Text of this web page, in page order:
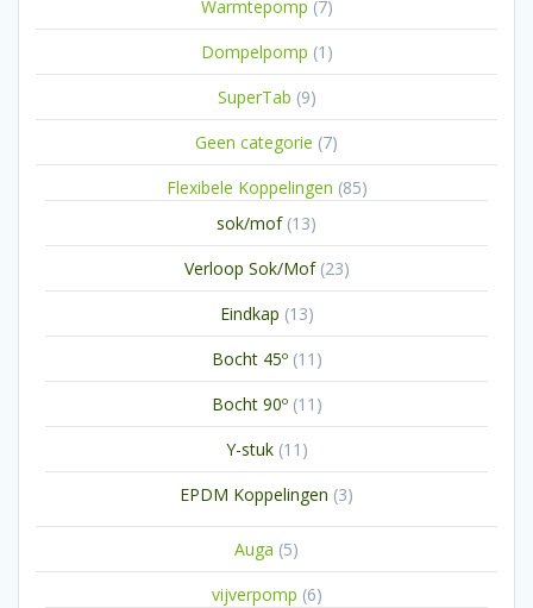
Warmtepomp 77
producten
Dompelpomp 1 1
product
SuperTab 99
producten
Geen categorie 77
producten
Flexibele Koppelingen 8585
sok/mof 1313
producten
Verloop Sok/Mof 2323
producten
Eindkap 1313
producten
Bocht 45º 11 11
producten
Bocht 90º 11 11
producten
Y-stuk 11 11
producten
EPDM Koppelingen 33
Auga 55
producten
vijverpomp 66